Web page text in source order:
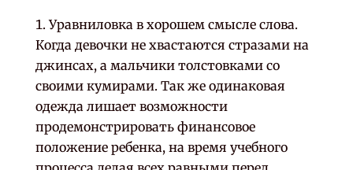
Уравниловка в хорошем смысле слова.
Когда девочки не хвастаются стразами на
джинсах, а мальчики толстовками со
своими кумирами. Так же одинаковая
одежда лишает возможности
продемонстрировать финансовое
положение ребенка, на время учебного